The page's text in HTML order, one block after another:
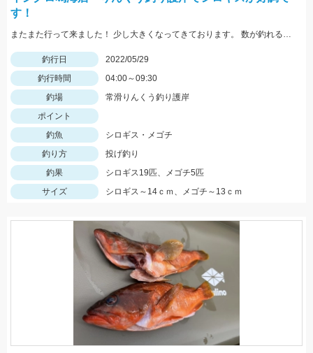
す！
またまた行って来ました！ 少し大きくなってきております。 数が釣れるので楽しいですよ！
釣行日
2022/05/29
釣行時間
04:00～09:30
釣場
常滑りんくう釣り護岸
ポイント
釣魚
シロギス・メゴチ
釣り方
投げ釣り
釣果
シロギス19匹、メゴチ5匹
サイズ
シロギス～14ｃｍ、メゴチ～13ｃｍ